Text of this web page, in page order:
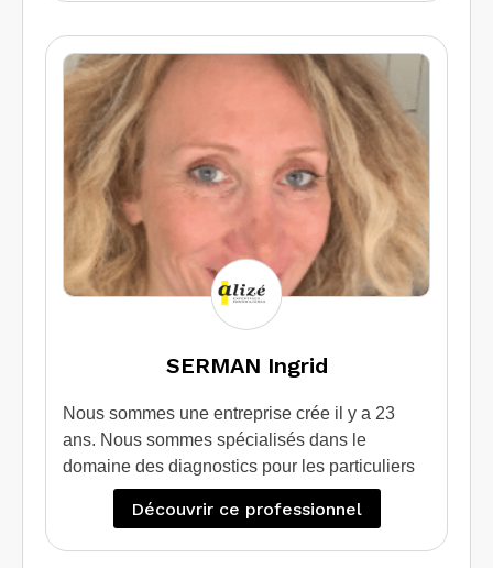
SERMAN Ingrid
Nous sommes une entreprise crée il y a 23
ans. Nous sommes spécialisés dans le
domaine des diagnostics pour les particuliers
qui souhaitent vendre / louer leur bien.
Egalement nous apportons une expertise et un
Découvrir ce professionnel